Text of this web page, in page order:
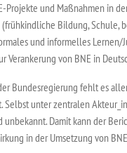
Projekte und Maßnahmen in
Bildung, Schule,
und informelles Lernen/
Verankerung von BNE in
Bundesregierung fehlt es
Selbst unter zentralen
Damit kann der
in der Umsetzung von